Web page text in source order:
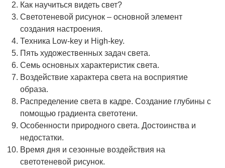
Как научиться видеть свет?
Светотеневой рисунок – основной элемент
создания настроения.
Техника Low-key и High-key.
Пять художественных задач света.
Семь основных характеристик света.
Воздействие характера света на восприятие
образа.
Распределение света в кадре. Создание глубины с
помощью градиента светотени.
Особенности природного света. Достоинства и
недостатки.
Время дня и сезонные воздействия на
светотеневой рисунок.